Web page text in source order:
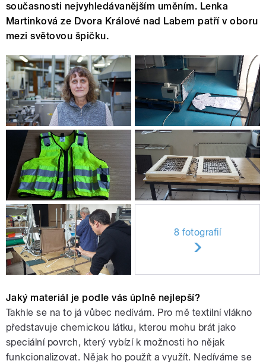
současnosti nejvyhledávanějším uměním. Lenka
Martinková ze Dvora Králové nad Labem patří v oboru
mezi světovou špičku.
8 fotografií
Jaký materiál je podle vás úplně nejlepší?
Takhle se na to já vůbec nedívám. Pro mě textilní vlákno
představuje chemickou látku, kterou mohu brát jako
speciální povrch, který vybízí k možnosti ho nějak
funkcionalizovat. Nějak ho použít a využít. Nedíváme se